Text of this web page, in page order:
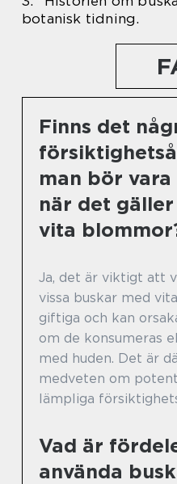
botanisk tidning.
Finns det
man bör
när det
vita
Ja, det är viktigt att
vissa buskar med
giftiga och kan
om de konsumeras
med huden. Det är
medveten om
lämpliga
Vad är
använda